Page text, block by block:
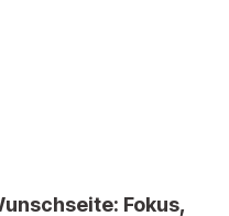
Fokus,